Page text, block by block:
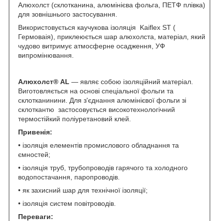
Алюхолст (склотканина, алюмінієва фольга, ПЕТФ плівка)
для зовнішнього застосування.
Використовується каучукова ізоляція Kaiflex ST (
Гермоваія), приклеюється шар алюхолста, матеріал, який
чудово витримує атмосферне осадження, УФ
випромінювання.
Алюхолст® AL — являє собою ізоляційний матеріал.
Виготовляється на основі спеціальної фольги та
склотканинини. Для з'єднання алюмінієвої фольги зі
склоткантю застосовується високотехнологічний
термостійкий поліуретановий клей.
Привенія:
• ізоляція елементів промислового обладнання та
ємностей;
• ізоляція труб, трубопроводів гарячого та холодного
водопостачання, паропроводів.
• як захисний шар для технічної ізоляції;
• ізоляція систем повітроводів.
Переваги: